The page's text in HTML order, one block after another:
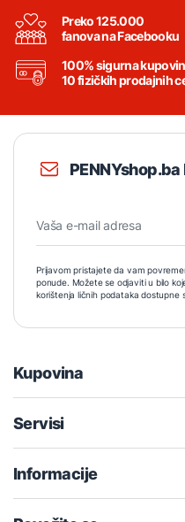
Preko 125.000
fanova na Facebooku
100% sigurna
10 fizičkih prodajnih
Prijavom pristajete da vam
ponude. Možete se odjaviti u bilo
korištenja ličnih podataka dostupne
Kupovina
Servisi
Informacije